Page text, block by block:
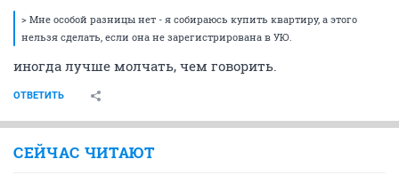
> Мне особой разницы нет - я собираюсь купить квартиру, а этого
нельзя сделать, если она не зарегистрирована в УЮ.
иногда лучше молчать, чем говорить.
ОТВЕТИТЬ
СЕЙЧАС ЧИТАЮТ